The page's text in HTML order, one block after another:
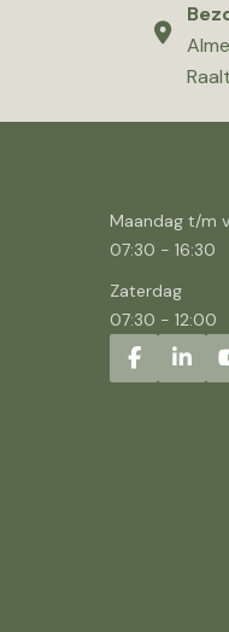
Maandag t/m
07:30 - 16:30
Zaterdag
07:30 - 12:00